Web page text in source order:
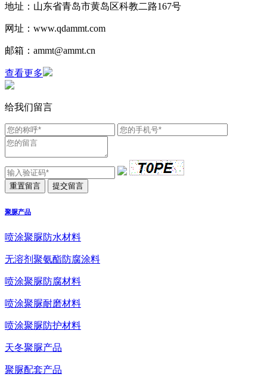
地址：山东省青岛市黄岛区科教二路167号
网址：www.qdammt.com
邮箱：ammt@ammt.cn
查看更多
给我们留言
聚脲产品
喷涂聚脲防水材料
无溶剂聚氨酯防腐涂料
喷涂聚脲防腐材料
喷涂聚脲耐磨材料
喷涂聚脲防护材料
天冬聚脲产品
聚脲配套产品